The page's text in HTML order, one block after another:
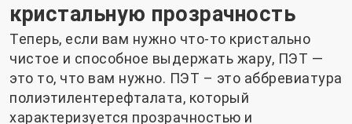
кристальную прозрачность
Теперь, если вам нужно что-то кристально
чистое и способное выдержать жару, ПЭТ —
это то, что вам нужно. ПЭТ – это аббревиатура
полиэтилентерефталата, который
характеризуется прозрачностью и